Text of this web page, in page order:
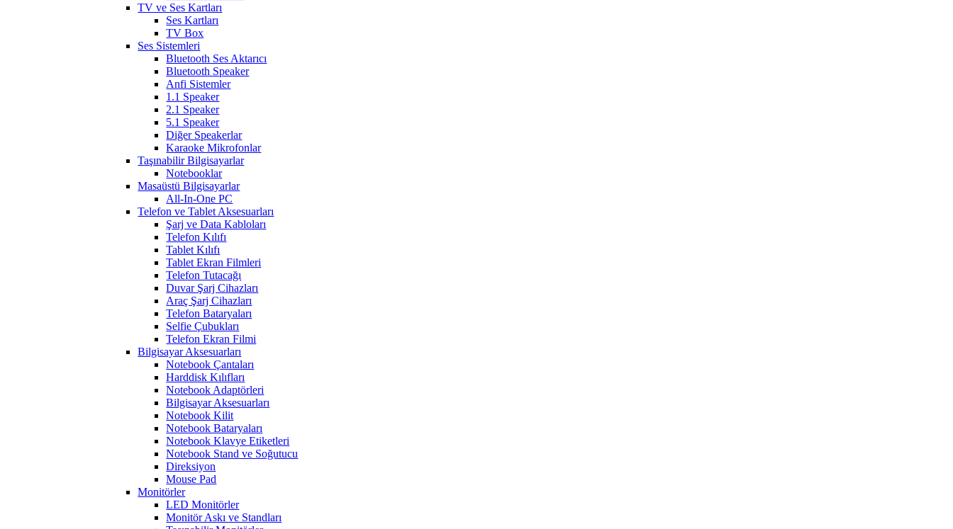
TV ve Ses Kartları
Ses Kartları
TV Box
Ses Sistemleri
Bluetooth Ses Aktarıcı
Bluetooth Speaker
Anfi Sistemler
1.1 Speaker
2.1 Speaker
5.1 Speaker
Diğer Speakerlar
Karaoke Mikrofonlar
Taşınabilir Bilgisayarlar
Notebooklar
Masaüstü Bilgisayarlar
All-In-One PC
Telefon ve Tablet Aksesuarları
Şarj ve Data Kabloları
Telefon Kılıfı
Tablet Kılıfı
Tablet Ekran Filmleri
Telefon Tutacağı
Duvar Şarj Cihazları
Araç Şarj Cihazları
Telefon Bataryaları
Selfie Çubukları
Telefon Ekran Filmi
Bilgisayar Aksesuarları
Notebook Çantaları
Harddisk Kılıfları
Notebook Adaptörleri
Bilgisayar Aksesuarları
Notebook Kilit
Notebook Bataryaları
Notebook Klavye Etiketleri
Notebook Stand ve Soğutucu
Direksiyon
Mouse Pad
Monitörler
LED Monitörler
Monitör Askı ve Standları